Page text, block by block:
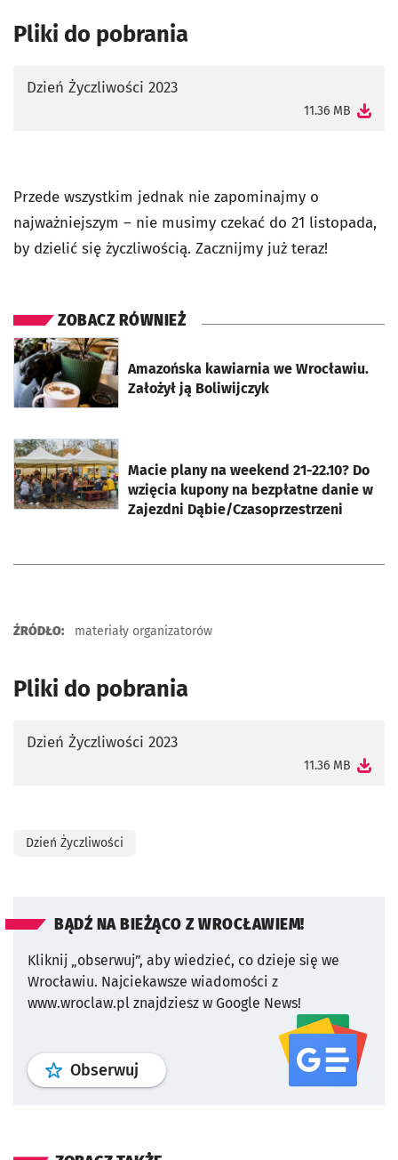
Pliki do pobrania
Dzień Życzliwości 2023
11.36 MB
Przede wszystkim jednak nie zapominajmy o
najważniejszym – nie musimy czekać do 21 listopada,
by dzielić się życzliwością. Zacznijmy już teraz!
ZOBACZ RÓWNIEŻ
Amazońska kawiarnia we Wrocławiu.
Założył ją Boliwijczyk
otworzy się w nowej karcie
Macie plany na weekend 21-22.10? Do
wzięcia kupony na bezpłatne danie w
Zajezdni Dąbie/Czasoprzestrzeni
otworzy się w nowej karcie
ŹRÓDŁO: materiały organizatorów
Pliki do pobrania
Dzień Życzliwości 2023
11.36 MB
Dzień Życzliwości
BĄDŹ NA BIEŻĄCO Z WROCŁAWIEM!
Kliknij „obserwuj”, aby wiedzieć, co dzieje się we
Wrocławiu. Najciekawsze wiadomości z
www.wroclaw.pl znajdziesz w Google News!
Obserwuj profil serwisu